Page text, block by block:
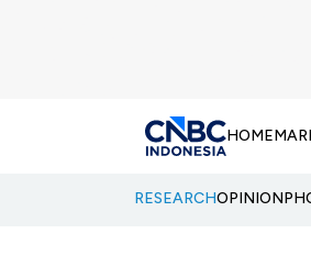
HOME
RESEARCHOPINION